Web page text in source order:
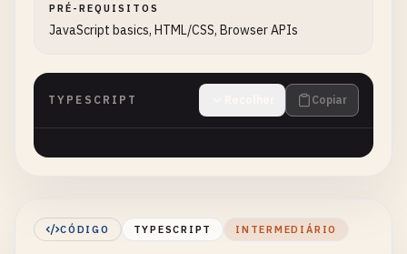
PRÉ-REQUISITOS
JavaScript basics, HTML/CSS, Browser APIs
TYPESCRIPT Copiar
CÓDIGO TYPESCRIPT INTERMEDIÁRIO